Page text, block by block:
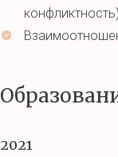
конфликтность).
2021